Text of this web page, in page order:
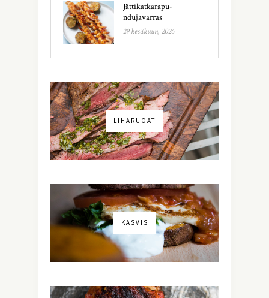
Jättikatkarapu-
ndujavarras
29 kesäkuun, 2026
LIHARUOAT
KASVIS